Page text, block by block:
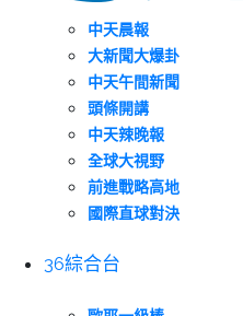
中天晨報
大新聞大爆卦
中天午間新聞
頭條開講
中天辣晚報
全球大視野
前進戰略高地
國際直球對決
36綜合台